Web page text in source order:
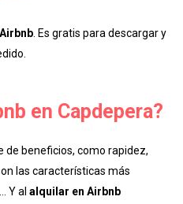
. Es gratis para descargar y
en Capdepera?
de beneficios, como rapidez,
las características más
Y al alquilar en Airbnb